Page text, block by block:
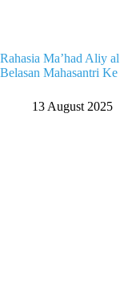
Rahasia Ma’had Aliy
Belasan Mahasantri
13 August 2025